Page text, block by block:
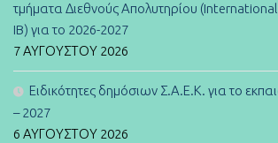
τμήματα Διεθνούς Απολυτηρίου
IB) για το 2026-2027
7 ΑΥΓΟΎΣΤΟΥ 2026
Ειδικότητες δημόσιων Σ.Α.Ε.Κ. για το
– 2027
6 ΑΥΓΟΎΣΤΟΥ 2026